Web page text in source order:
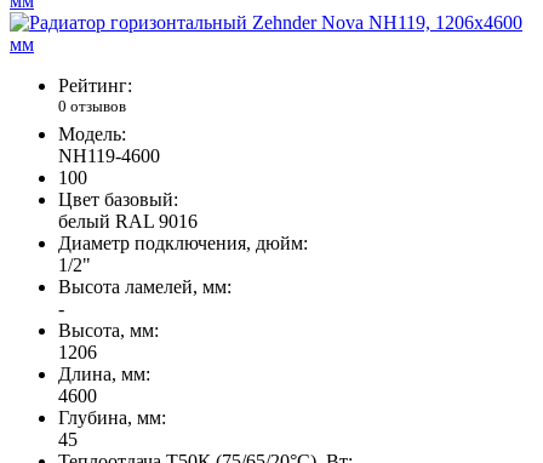
Рейтинг:
0 отзывов
Модель:
NH119-4600
100
Цвет базовый:
белый RAL 9016
Диаметр подключения, дюйм:
1/2"
Высота ламелей, мм:
-
Высота, мм:
1206
Длина, мм:
4600
Глубина, мм:
45